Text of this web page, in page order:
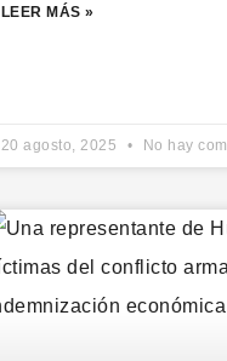
LEER MÁS »
20 agosto, 2025 No hay